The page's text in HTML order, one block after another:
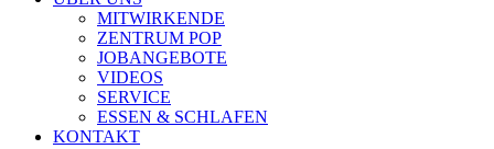
MITWIRKENDE
ZENTRUM POP
JOBANGEBOTE
VIDEOS
SERVICE
ESSEN & SCHLAFEN
KONTAKT